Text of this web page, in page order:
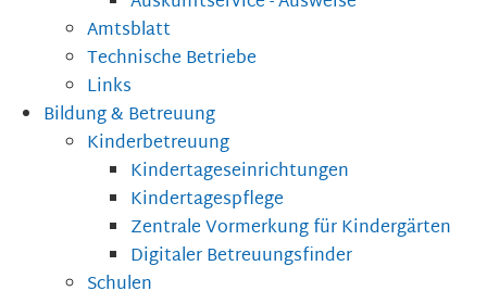
Amtsblatt
Technische Betriebe
Links
Bildung & Betreuung
Kinderbetreuung
Kindertageseinrichtungen
Kindertagespflege
Zentrale Vormerkung für Kindergärten
Digitaler Betreuungsfinder